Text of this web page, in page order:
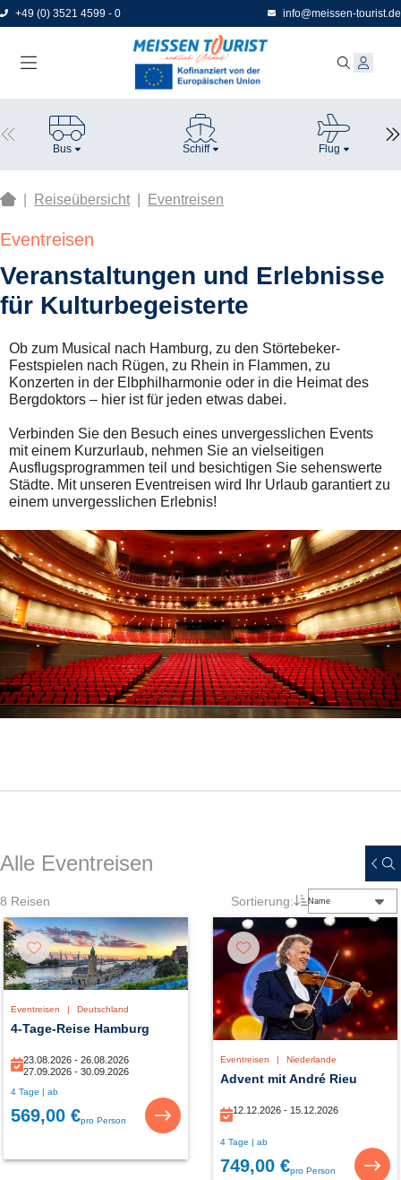
Direkt
zum
+49 (0) 3521 4599 - 0 info@meissen-tourist.de
Bus Schiff Flug
Reiseübersicht Eventreisen
Eventreisen
Veranstaltungen und Erlebnisse
für Kulturbegeisterte
Ob zum Musical nach Hamburg, zu den Störtebeker-
Festspielen nach Rügen, zu Rhein in Flammen, zu
Konzerten in der Elbphilharmonie oder in die Heimat des
Bergdoktors – hier ist für jeden etwas dabei.
Verbinden Sie den Besuch eines unvergesslichen Events
mit einem Kurzurlaub, nehmen Sie an vielseitigen
Ausflugsprogrammen teil und besichtigen Sie sehenswerte
Städte. Mit unseren Eventreisen wird Ihr Urlaub garantiert zu
einem unvergesslichen Erlebnis!
Alle Eventreisen
8 Reisen Sortierung: Name
Eventreisen | Deutschland
4-Tage-Reise Hamburg
23.08.2026 - 26.08.2026
27.09.2026 - 30.09.2026
4 Tage | ab
569,00 €pro Person
Eventreisen | Niederlande
Advent mit André Rieu
12.12.2026 - 15.12.2026
4 Tage | ab
749,00 €pro Person